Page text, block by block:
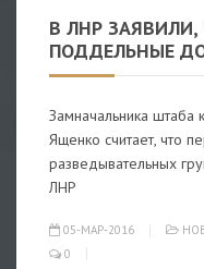
В ЛНР
ПОДДЕЛЬНЫЕ
Замначальника штаба
Ященко считает, что
разведывательных
ЛНР
05-МАР-2016
0